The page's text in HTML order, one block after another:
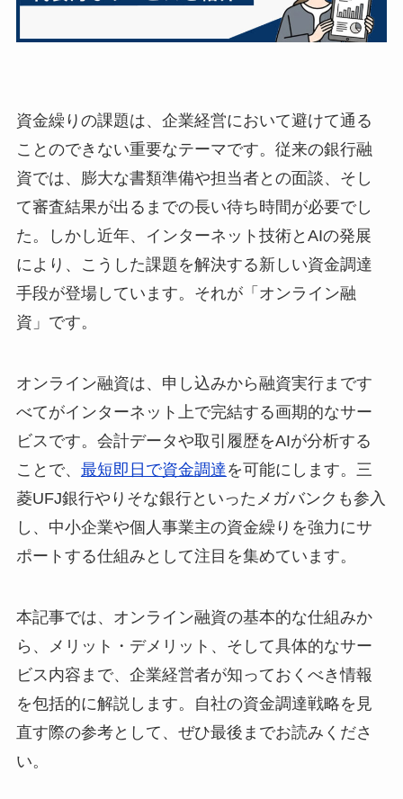
資金繰りの課題は、企業経営において避けて通る
ことのできない重要なテーマです。従来の銀行融
資では、膨大な書類準備や担当者との面談、そし
て審査結果が出るまでの長い待ち時間が必要でし
た。しかし近年、インターネット技術とAIの発展
により、こうした課題を解決する新しい資金調達
手段が登場しています。それが「オンライン融
資」です。
オンライン融資は、申し込みから融資実行まです
べてがインターネット上で完結する画期的なサー
ビスです。会計データや取引履歴をAIが分析する
ことで、 最短即日で資金調達を可能にします。三
菱UFJ銀行やりそな銀行といったメガバンクも参入
し、中小企業や個人事業主の資金繰りを強力にサ
ポートする仕組みとして注目を集めています。
本記事では、オンライン融資の基本的な仕組みか
ら、メリット・デメリット、そして具体的なサー
ビス内容まで、企業経営者が知っておくべき情報
を包括的に解説します。自社の資金調達戦略を見
直す際の参考として、ぜひ最後までお読みくださ
い。